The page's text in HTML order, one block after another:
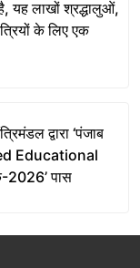
यह लाखों श्रद्धालुओं,
के लिए एक
द्वारा ‘पंजाब
Educational
पास